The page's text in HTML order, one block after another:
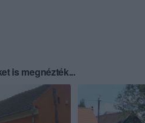
is megnézték...